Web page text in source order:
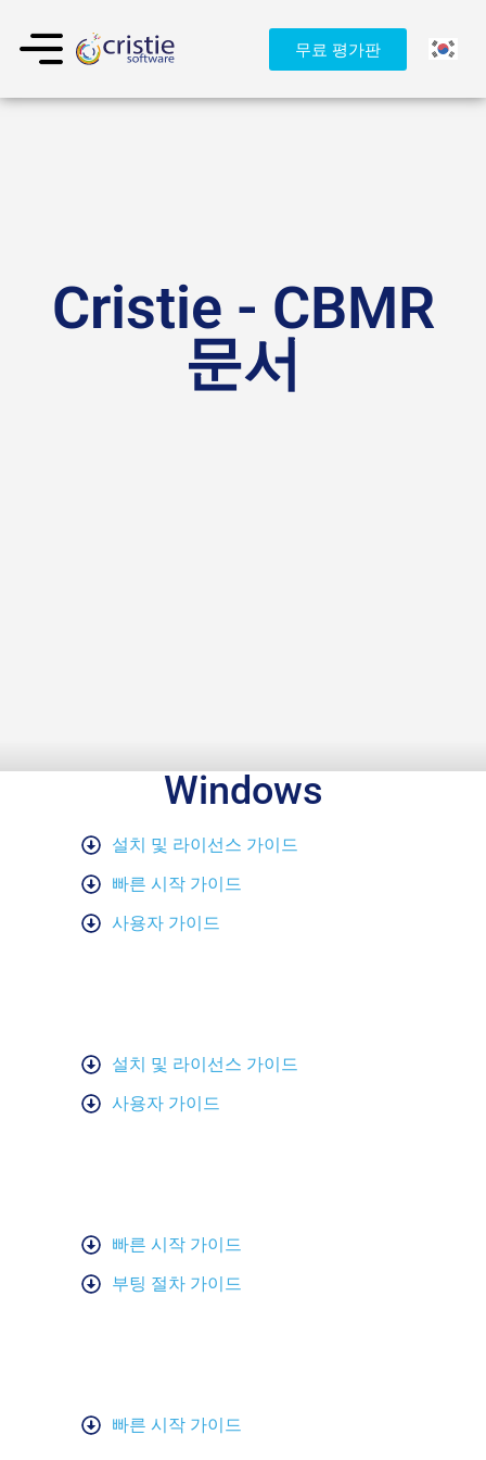
무료 평가판
Cristie - CBMR
문서
Windows
설치 및 라이선스 가이드
빠른 시작 가이드
사용자 가이드
설치 및 라이선스 가이드
사용자 가이드
빠른 시작 가이드
부팅 절차 가이드
빠른 시작 가이드